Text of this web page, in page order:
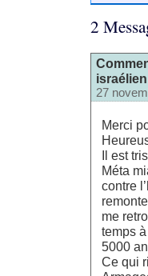
2
27
Merci
Il est
Méta
contre
me
temps
5000
Ce qui